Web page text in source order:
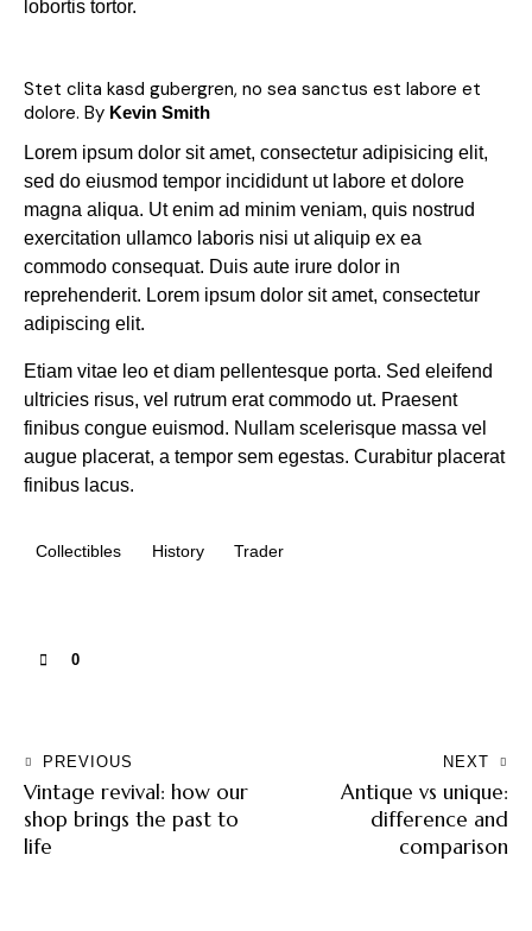
lobortis tortor.
Stet clita kasd gubergren, no sea sanctus est labore et
dolore. By Kevin Smith
Lorem ipsum dolor sit amet, consectetur adipisicing elit,
sed do eiusmod tempor incididunt ut labore et dolore
magna aliqua. Ut enim ad minim veniam, quis nostrud
exercitation ullamco laboris nisi ut aliquip ex ea
commodo consequat. Duis aute irure dolor in
reprehenderit. Lorem ipsum dolor sit amet, consectetur
adipiscing elit.
Etiam vitae leo et diam pellentesque porta. Sed eleifend
ultricies risus, vel rutrum erat commodo ut. Praesent
finibus congue euismod. Nullam scelerisque massa vel
augue placerat, a tempor sem egestas. Curabitur placerat
finibus lacus.
Collectibles History Trader
0
PREVIOUS
Vintage revival: how our
shop brings the past to
life
NEXT
Antique vs unique:
difference and
comparison